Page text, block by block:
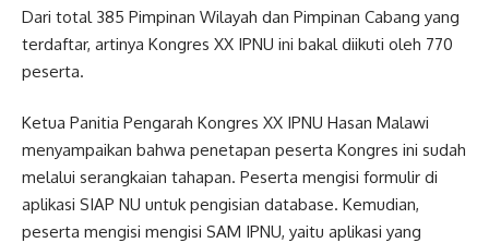
Dari total 385 Pimpinan Wilayah dan Pimpinan Cabang yang
terdaftar, artinya Kongres XX IPNU ini bakal diikuti oleh 770
peserta.
Ketua Panitia Pengarah Kongres XX IPNU Hasan Malawi
menyampaikan bahwa penetapan peserta Kongres ini sudah
melalui serangkaian tahapan. Peserta mengisi formulir di
aplikasi SIAP NU untuk pengisian database. Kemudian,
peserta mengisi mengisi SAM IPNU, yaitu aplikasi yang